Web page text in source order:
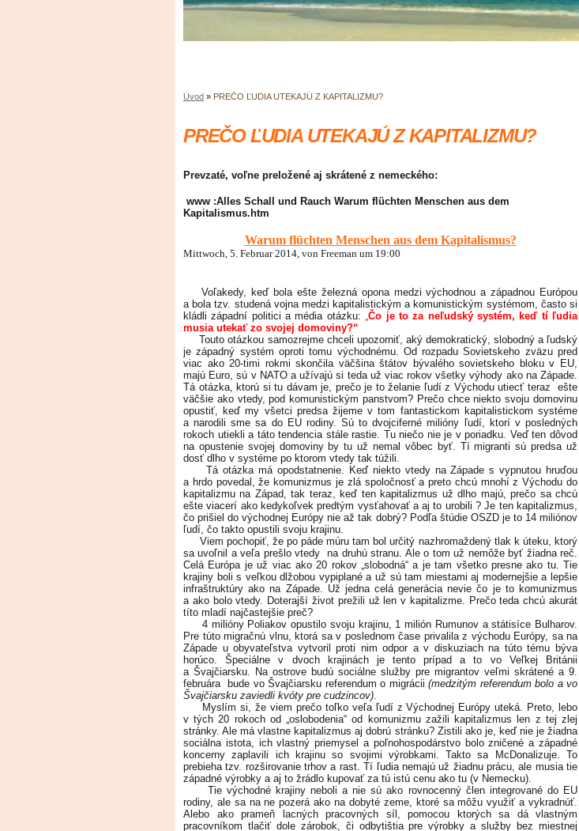
Úvod » PREČO ĽUDIA UTEKAJÚ Z KAPITALIZMU?
PREČO ĽUDIA UTEKAJÚ Z KAPITALIZMU?
Prevzaté, voľne preložené aj skrátené z nemeckého:
www :Alles Schall und Rauch Warum flüchten Menschen aus dem
Kapitalismus.htm
Warum flüchten Menschen aus dem Kapitalismus?
Mittwoch, 5. Februar 2014, von Freeman um 19:00
Voľakedy, keď bola ešte železná opona medzi východnou a západnou Európou
a bola tzv. studená vojna medzi kapitalistickým a komunistickým systémom, často si
kládli západní politici a média otázku:„Čo je to za neľudský systém, keď tí ľudia
musia utekať zo svojej domoviny?“
Touto otázkou samozrejme chceli upozorniť, aký demokratický, slobodný a ľudský
je západný systém oproti tomu východnému. Od rozpadu Sovietskeho zväzu pred
viac ako 20-timi rokmi skončila väčšina štátov bývalého sovietskeho bloku v EU,
majú Euro, sú v NATO a užívajú si teda už viac rokov všetky výhody ako na Západe.
Tá otázka, ktorú si tu dávam je, prečo je to želanie ľudí z Východu utiecť teraz ešte
väčšie ako vtedy, pod komunistickým panstvom? Prečo chce niekto svoju domovinu
opustiť, keď my všetci predsa žijeme v tom fantastickom kapitalistickom systéme
a narodili sme sa do EU rodiny. Sú to dvojciferné milióny ľudí, ktorí v posledných
rokoch utiekli a táto tendencia stále rastie. Tu niečo nie je v poriadku. Veď ten dôvod
na opustenie svojej domoviny by tu už nemal vôbec byť. Tí migranti sú predsa už
dosť dlho v systéme po ktorom vtedy tak túžili.
Tá otázka má opodstatnenie. Keď niekto vtedy na Západe s vypnutou hruďou
a hrdo povedal, že komunizmus je zlá spoločnosť a preto chcú mnohí z Východu do
kapitalizmu na Západ, tak teraz, keď ten kapitalizmus už dlho majú, prečo sa chcú
ešte viacerí ako kedykoľvek predtým vysťahovať a aj to urobili ? Je ten kapitalizmus,
čo prišiel do východnej Európy nie až tak dobrý? Podľa štúdie OSZD je to 14 miliónov
ľudí, čo takto opustili svoju krajinu.
Viem pochopiť, že po páde múru tam bol určitý nazhromaždený tlak k úteku, ktorý
sa uvoľnil a veľa prešlo vtedy na druhú stranu. Ale o tom už nemôže byť žiadna reč.
Celá Európa je už viac ako 20 rokov „slobodná“ a je tam všetko presne ako tu. Tie
krajiny boli s veľkou dlžobou vypiplané a už sú tam miestami aj modernejšie a lepšie
infraštruktúry ako na Západe. Už jedna celá generácia nevie čo je to komunizmus
a ako bolo vtedy. Doterajší život prežili už len v kapitalizme. Prečo teda chcú akurát
títo mladí najčastejšie preč?
4 milióny Poliakov opustilo svoju krajinu, 1 milión Rumunov a státisíce Bulharov.
Pre túto migračnú vlnu, ktorá sa v poslednom čase privalila z východu Európy, sa na
Západe u obyvateľstva vytvoril proti nim odpor a v diskuziach na túto tému býva
horúco. Špeciálne v dvoch krajinách je tento prípad a to vo Veľkej Británii
a Švajčiarsku. Na ostrove budú sociálne služby pre migrantov veľmi skrátené a 9.
februára bude vo Švajčiarsku referendum o migrácii (medzitým referendum bolo a vo
Švajčiarsku zaviedli kvóty pre cudzincov).
Myslím si, že viem prečo toľko veľa ľudí z Východnej Európy uteká. Preto, lebo
v tých 20 rokoch od „oslobodenia“ od komunizmu zažili kapitalizmus len z tej zlej
stránky. Ale má vlastne kapitalizmus aj dobrú stránku? Zistili ako je, keď nie je žiadna
sociálna istota, ich vlastný priemysel a poľnohospodárstvo bolo zničené a západné
koncerny zaplavili ich krajinu so svojimi výrobkami. Takto sa McDonalizuje. To
prebieha tzv. rozširovanie trhov a rast. Tí ľudia nemajú už žiadnu prácu, ale musia tie
západné výrobky a aj to žrádlo kupovať za tú istú cenu ako tu (v Nemecku).
Tie východné krajiny neboli a nie sú ako rovnocenný člen integrované do EU
rodiny, ale sa na ne pozerá ako na dobyté zeme, ktoré sa môžu využiť a vykradnúť.
Alebo ako prameň lacných pracovných síl, pomocou ktorých sa dá vlastným
pracovníkom tlačiť dole zárobok, či odbytištia pre výrobky a služby bez miestnej